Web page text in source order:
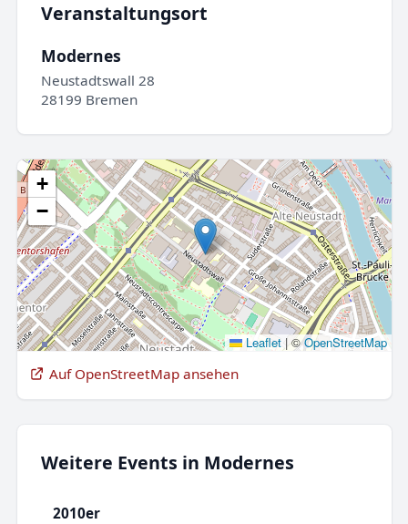
Veranstaltungsort
Modernes
Neustadtswall 28
28199 Bremen
+
−
Leaflet |©OpenStreetMap
Auf OpenStreetMap ansehen
Weitere Events in Modernes
2010er